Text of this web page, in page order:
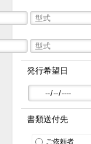
発行希望日
書類送付先
ご依頼者